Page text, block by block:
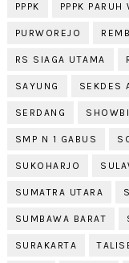
PPPK PPPK PARUH
PURWOREJO
RS SIAGA UTAMA
SAYUNG SEKDES
SERDANG
SMP N 1 GABUS
SUKOHARJO
SUMATRA UTARA
SUMBAWA BARAT
SURAKARTA